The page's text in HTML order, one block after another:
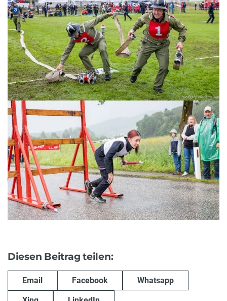
Diesen Beitrag teilen:
Email Facebook Whatsapp